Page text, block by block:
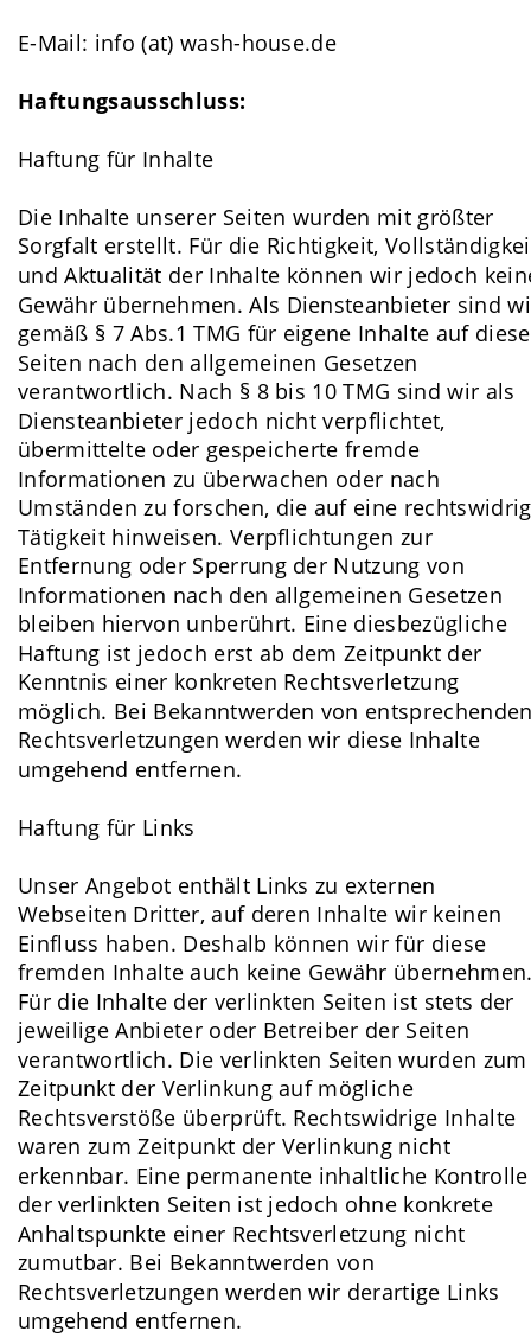
E-Mail: info (at) wash-house.de
Haftungsausschluss:
Haftung für Inhalte
Die Inhalte unserer Seiten wurden mit größter
Sorgfalt erstellt. Für die Richtigkeit,
und Aktualität der Inhalte können wir jedoch
Gewähr übernehmen. Als Diensteanbieter sind
gemäß § 7 Abs.1 TMG für eigene Inhalte auf
Seiten nach den allgemeinen Gesetzen
verantwortlich. Nach § 8 bis 10 TMG sind wir als
Diensteanbieter jedoch nicht verpflichtet,
übermittelte oder gespeicherte fremde
Informationen zu überwachen oder nach
Umständen zu forschen, die auf eine
Tätigkeit hinweisen. Verpflichtungen zur
Entfernung oder Sperrung der Nutzung von
Informationen nach den allgemeinen Gesetzen
bleiben hiervon unberührt. Eine diesbezügliche
Haftung ist jedoch erst ab dem Zeitpunkt der
Kenntnis einer konkreten Rechtsverletzung
möglich. Bei Bekanntwerden von
Rechtsverletzungen werden wir diese Inhalte
umgehend entfernen.
Haftung für Links
Unser Angebot enthält Links zu externen
Webseiten Dritter, auf deren Inhalte wir keinen
Einfluss haben. Deshalb können wir für diese
fremden Inhalte auch keine Gewähr
Für die Inhalte der verlinkten Seiten ist stets der
jeweilige Anbieter oder Betreiber der Seiten
verantwortlich. Die verlinkten Seiten wurden
Zeitpunkt der Verlinkung auf mögliche
Rechtsverstöße überprüft. Rechtswidrige Inhalte
waren zum Zeitpunkt der Verlinkung nicht
erkennbar. Eine permanente inhaltliche
der verlinkten Seiten ist jedoch ohne konkrete
Anhaltspunkte einer Rechtsverletzung nicht
zumutbar. Bei Bekanntwerden von
Rechtsverletzungen werden wir derartige Links
umgehend entfernen.